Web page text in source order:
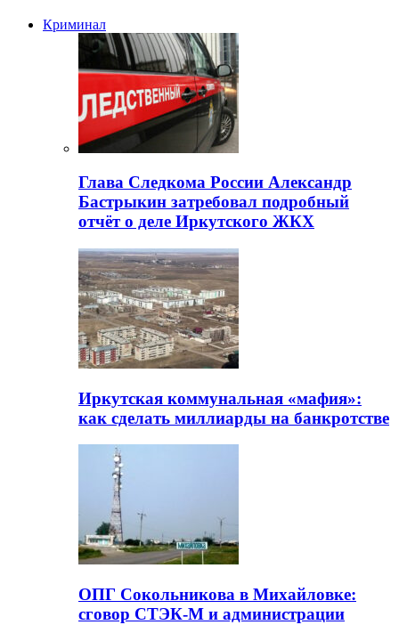
Криминал
Глава Следкома России Александр
Бастрыкин затребовал подробный
отчёт о деле Иркутского ЖКХ
Иркутская коммунальная «мафия»:
как сделать миллиарды на банкротстве
ОПГ Сокольникова в Михайловке:
сговор СТЭК-М и администрации